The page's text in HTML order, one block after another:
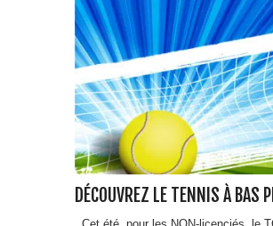
DÉCOUVREZ LE TENNIS À BAS